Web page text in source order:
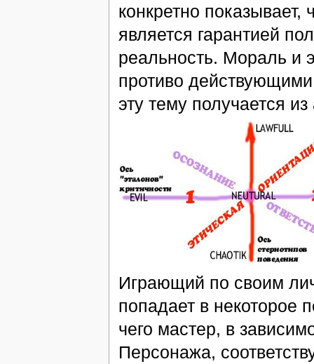
конкретно
является гарантией
реальность. Мораль и
противо
эту тему получается
Играющий по своим
попадает в некоторое
чего мастер, в
Персонажа,